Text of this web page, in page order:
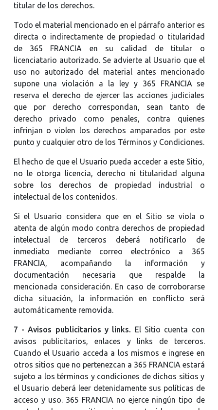
titular de los derechos.
Todo el material mencionado en el párrafo anterior es
directa o indirectamente de propiedad o titularidad
de 365 FRANCIA en su calidad de titular o
licenciatario autorizado. Se advierte al Usuario que el
uso no autorizado del material antes mencionado
supone una violación a la ley y 365 FRANCIA se
reserva el derecho de ejercer las acciones judiciales
que por derecho correspondan, sean tanto de
derecho privado como penales, contra quienes
infrinjan o violen los derechos amparados por este
punto y cualquier otro de los Términos y Condiciones.
El hecho de que el Usuario pueda acceder a este Sitio,
no le otorga licencia, derecho ni titularidad alguna
sobre los derechos de propiedad industrial o
intelectual de los contenidos.
Si el Usuario considera que en el Sitio se viola o
atenta de algún modo contra derechos de propiedad
intelectual de terceros deberá notificarlo de
inmediato mediante correo electrónico a 365
FRANCIA, acompañando la información y
documentación necesaria que respalde la
mencionada consideración. En caso de corroborarse
dicha situación, la información en conflicto será
automáticamente removida.
7 - Avisos publicitarios y links. El Sitio cuenta con
avisos publicitarios, enlaces y links de terceros.
Cuando el Usuario acceda a los mismos e ingrese en
otros sitios que no pertenezcan a 365 FRANCIA estará
sujeto a los términos y condiciones de dichos sitios y
el Usuario deberá leer detenidamente sus políticas de
acceso y uso. 365 FRANCIA no ejerce ningún tipo de